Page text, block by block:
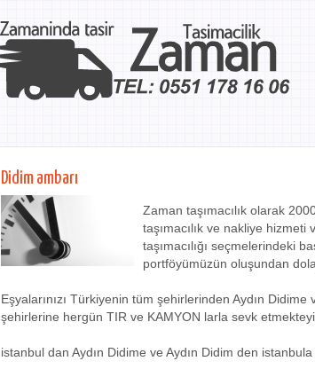
Didim ambarı
Zaman taşımacılık olarak
taşımacılık ve nakliye
taşımacılığı seçmelerindeki
portföyümüzün oluşundan
Eşyalarınızı Türkiyenin tüm şehirlerinden Aydın
şehirlerine hergün TIR ve KAMYON larla sevk
istanbul dan Aydın Didime ve Aydın Didim den